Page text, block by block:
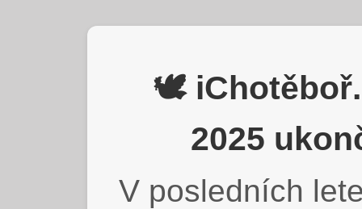
🕊️
2025
V posledních